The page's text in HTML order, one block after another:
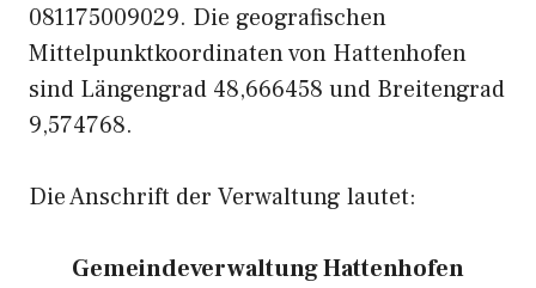
081175009029. Die geografischen
Mittelpunktkoordinaten von Hattenhofen
sind Längengrad 48,666458 und Breitengrad
9,574768.
Die Anschrift der Verwaltung lautet:
Gemeindeverwaltung Hattenhofen